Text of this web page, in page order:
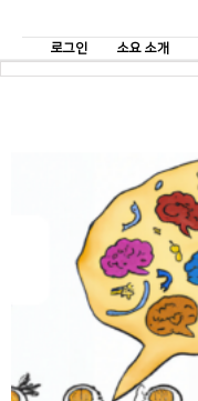
로그인
소요 소개